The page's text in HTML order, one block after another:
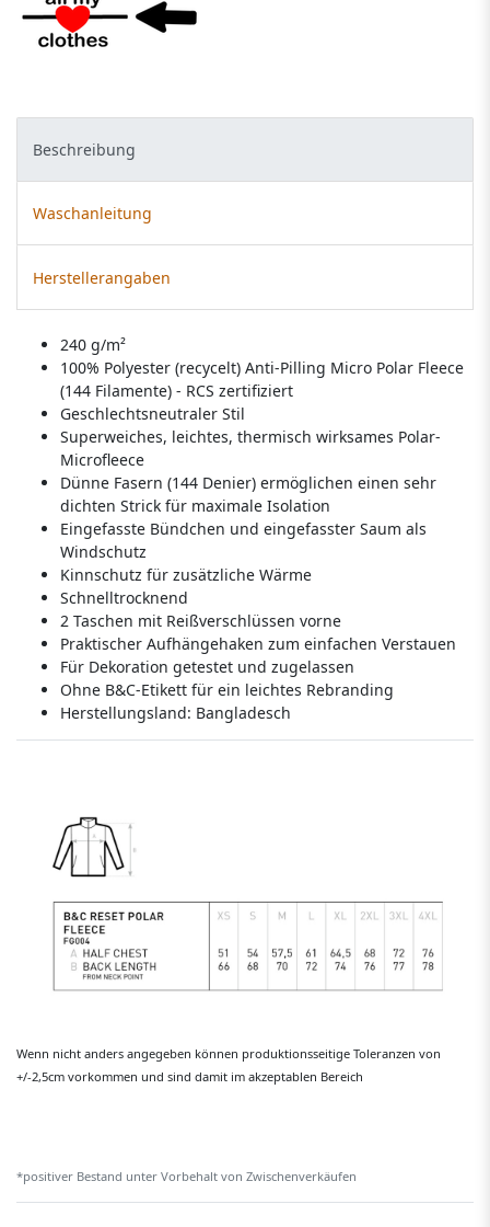
Beschreibung
Waschanleitung
Herstellerangaben
240 g/m²
100% Polyester (recycelt) Anti-Pilling Micro Polar Fleece
(144 Filamente) - RCS zertifiziert
Geschlechtsneutraler Stil
Superweiches, leichtes, thermisch wirksames Polar-
Microfleece
Dünne Fasern (144 Denier) ermöglichen einen sehr
dichten Strick für maximale Isolation
Eingefasste Bündchen und eingefasster Saum als
Windschutz
Kinnschutz für zusätzliche Wärme
Schnelltrocknend
2 Taschen mit Reißverschlüssen vorne
Praktischer Aufhängehaken zum einfachen Verstauen
Für Dekoration getestet und zugelassen
Ohne B&C-Etikett für ein leichtes Rebranding
Herstellungsland: Bangladesch
Wenn nicht anders angegeben können produktionsseitige Toleranzen von
+/-2,5cm vorkommen und sind damit im akzeptablen Bereich
*positiver Bestand unter Vorbehalt von Zwischenverkäufen